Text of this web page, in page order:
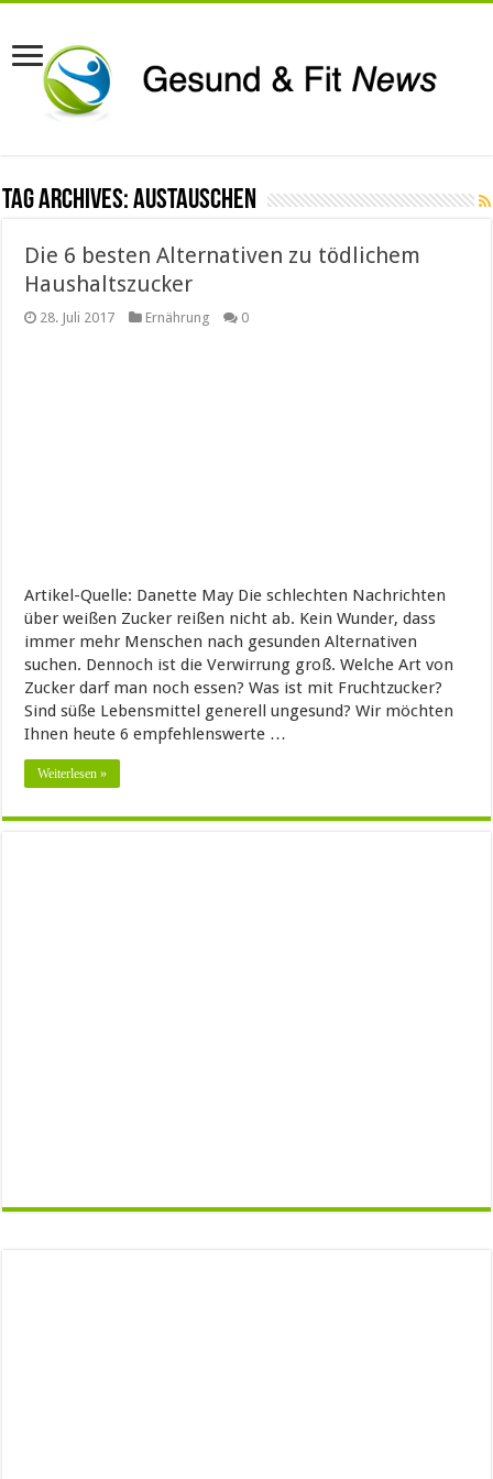
Tag Archives:austauschen
Die 6 besten Alternativen zu tödlichem
Haushaltszucker
28. Juli 2017 Ernährung 0
Artikel-Quelle: Danette May Die schlechten Nachrichten
über weißen Zucker reißen nicht ab. Kein Wunder, dass
immer mehr Menschen nach gesunden Alternativen
suchen. Dennoch ist die Verwirrung groß. Welche Art von
Zucker darf man noch essen? Was ist mit Fruchtzucker?
Sind süße Lebensmittel generell ungesund? Wir möchten
Ihnen heute 6 empfehlenswerte …
Weiterlesen »